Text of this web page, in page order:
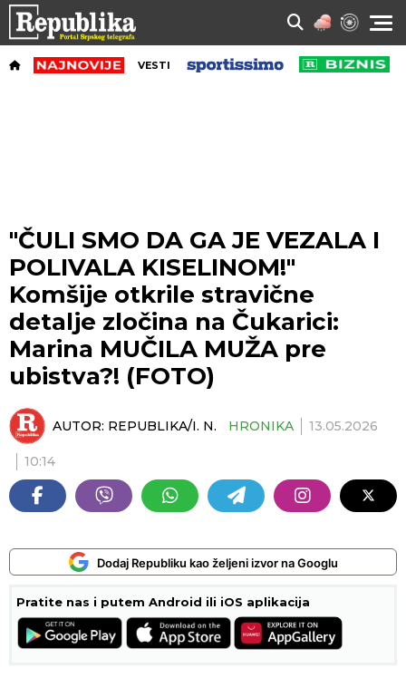
VESTI
"ČULI SMO DA GA JE VEZALA I
POLIVALA KISELINOM!"
Komšije otkrile stravične
detalje zločina na Čukarici:
Marina MUČILA MUŽA pre
ubistva?! (FOTO)
AUTOR: REPUBLIKA/I. N. HRONIKA 13.05.2026
10:14
Dodaj Republiku kao željeni izvor na Googlu
Pratite nas i putem Android ili iOS aplikacija